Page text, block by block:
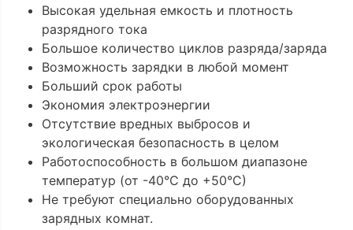
Высокая удельная емкость и плотность
разрядного тока
Большое количество циклов разряда/заряда
Возможность зарядки в любой момент
Больший срок работы
Экономия электроэнергии
Отсутствие вредных выбросов и
экологическая безопасность в целом
Работоспособность в большом диапазоне
температур (от -40°С до +50°С)
Не требуют специально оборудованных
зарядных комнат.